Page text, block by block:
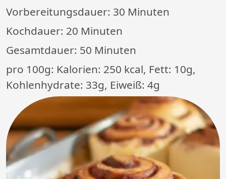
Vorbereitungsdauer: 30 Minuten
Kochdauer: 20 Minuten
Gesamtdauer: 50 Minuten
pro 100g: Kalorien: 250 kcal, Fett: 10g,
Kohlenhydrate: 33g, Eiweiß: 4g